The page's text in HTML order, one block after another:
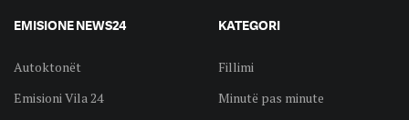
EMISIONE NEWS24
Autoktonët
Emisioni Vila 24
KATEGORI
Fillimi
Minutë pas minute